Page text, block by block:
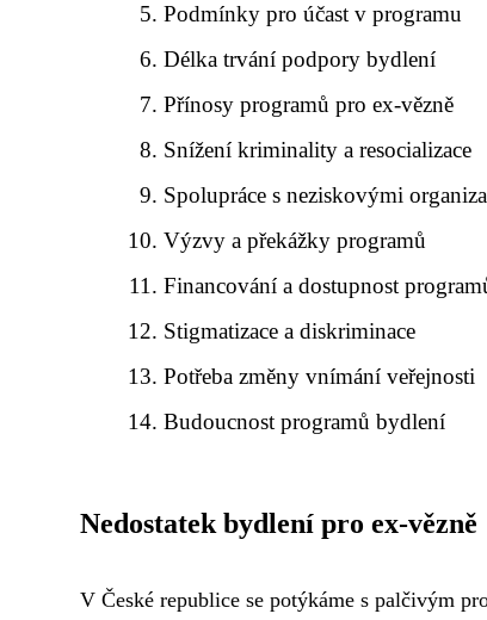
Podmínky pro účast v programu
Délka trvání podpory bydlení
Přínosy programů pro ex-vězně
Snížení kriminality a resocializace
Spolupráce s neziskovými
Výzvy a překážky programů
Financování a dostupnost
Stigmatizace a diskriminace
Potřeba změny vnímání veřejnosti
Budoucnost programů bydlení
Nedostatek bydlení pro ex-vězně
V České republice se potýkáme s palčivým